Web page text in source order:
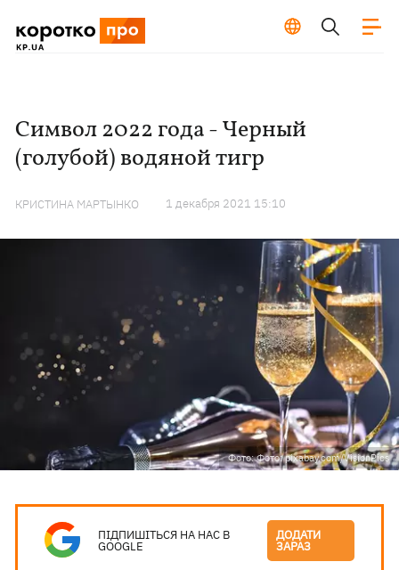
Символ 2022 года - Черный
(голубой) водяной тигр
КРИСТИНА МАРТЫНКО 1 декабря 2021 15:10
Фото: Фото: pixabay.com/VisionPics
ПІДПИШІТЬСЯ НА НАС В
GOOGLE
ДОДАТИ
ЗАРАЗ